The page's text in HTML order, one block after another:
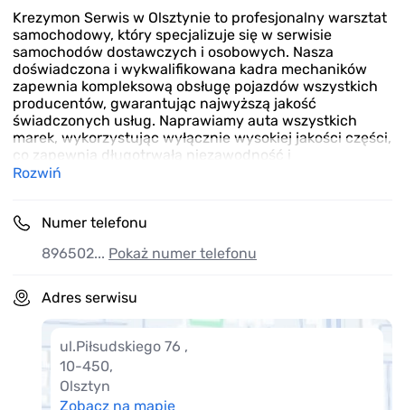
Krezymon Serwis w Olsztynie to profesjonalny warsztat
samochodowy, który specjalizuje się w serwisie
samochodów dostawczych i osobowych. Nasza
doświadczona i wykwalifikowana kadra mechaników
zapewnia kompleksową obsługę pojazdów wszystkich
producentów, gwarantując najwyższą jakość
świadczonych usług. Naprawiamy auta wszystkich
marek, wykorzystując wyłącznie wysokiej jakości części,
co zapewnia długotrwałą niezawodność i
bezpieczeństwo na drodze. Nasz zespół mechaników
naszym klientom pełne zadowolenie. Zapraszamy do
pojazd otrzyma profesjonalną i rzetelną opiekę.
fachowość, terminowość i konkurencyjne ceny. Twój
komfort i bezpieczeństwo na drodze są dla nas
priorytetem.
Rozwiń
Numer telefonu
896502... Pokaż numer telefonu
Adres serwisu
ul.Piłsudskiego 76 ,
10-450,
Olsztyn
Zobacz na mapie